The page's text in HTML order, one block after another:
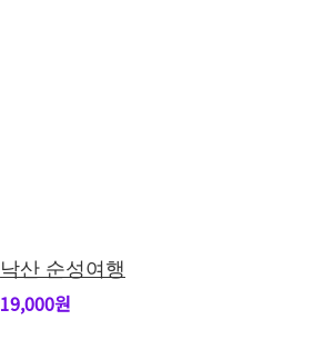
낙산 순성여행
19,000원